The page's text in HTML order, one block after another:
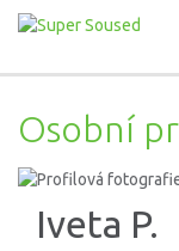
Osobní
Iveta P.